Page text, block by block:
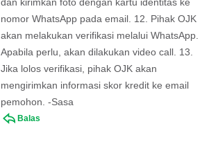
nomor WhatsApp pada email. 12. Pihak OJK
akan melakukan verifikasi melalui WhatsApp.
Apabila perlu, akan dilakukan video call. 13.
Jika lolos verifikasi, pihak OJK akan
mengirimkan informasi skor kredit ke email
pemohon. -Sasa
Balas